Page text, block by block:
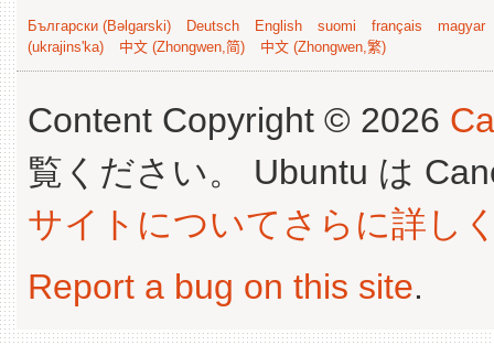
Български (Bəlgarski) Deutsch English suomi français
magyar
(ukrajins'ka)
中文 (Zhongwen,简) 中文 (Zhongwen,繁)
Content Copyright © 2026
覧ください。 Ubuntu は
サイトについてさらに詳し
Report a bug on this site.